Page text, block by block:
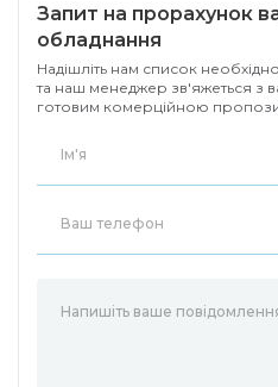
допомогою голосу завдяки
Assistant та Amazon Alexa,
інших завдань.
Amazon Alexa може
Камера
1/2,7-
Запит на прорахунок
обладнання
Надішліть нам список
та наш менеджер зв'яжеться з
готовим комерційною